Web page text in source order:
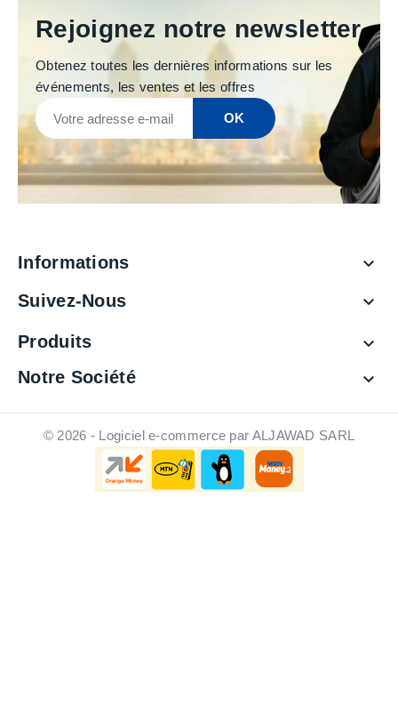
Rejoignez notre newsletter
Obtenez toutes les dernières informations sur les
événements, les ventes et les offres
Informations 
Suivez-Nous 
Produits 
Notre Société 
© 2026 - Logiciel e-commerce par ALJAWAD SARL